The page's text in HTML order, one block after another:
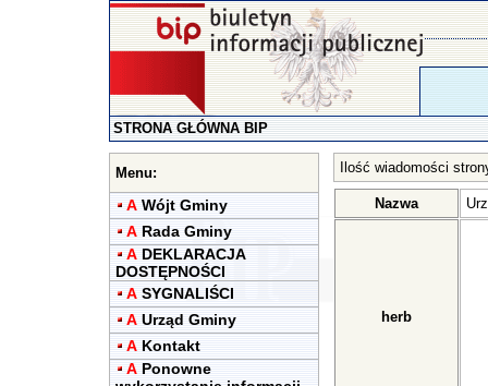
STRONA GŁÓWNA BIP
Menu:
A Wójt Gminy
A Rada Gminy
A DEKLARACJA
DOSTĘPNOŚCI
A SYGNALIŚCI
A Urząd Gminy
A Kontakt
A Ponowne
Ilość wiadomości
Nazwa
herb